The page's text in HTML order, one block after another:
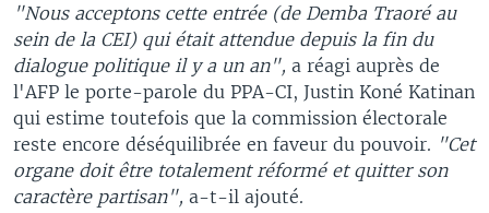
"Nous acceptons cette entrée (de Demba Traoré au
sein de la CEI) qui était attendue depuis la fin du
dialogue politique il y a un an", a réagi auprès de
l'AFP le porte-parole du PPA-CI, Justin Koné Katinan
qui estime toutefois que la commission électorale
reste encore déséquilibrée en faveur du pouvoir. "Cet
organe doit être totalement réformé et quitter son
caractère partisan", a-t-il ajouté.